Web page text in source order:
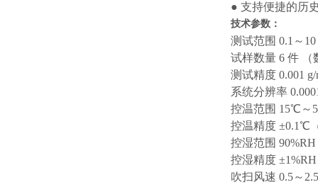
● 支持便捷的历
技术参数：
测试范围 0.1～10
试样数量 6 件 （
测试精度 0.001 g/
系统分辨率
控温范围 15℃～
控温精度 ±0.1℃
控湿范围
控湿精度 ±1%RH
吹扫风速 0.5～